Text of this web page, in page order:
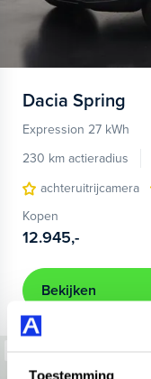
Toestemming
Dacia Spring
Expression 27 kWh
230 km actieradius
achteruitrijcamera
Kopen
12.945,-
Bekijken